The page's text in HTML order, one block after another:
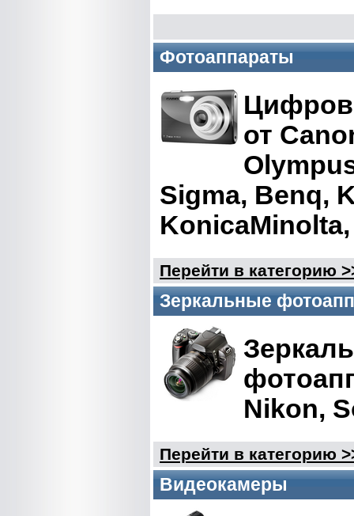
Фотоаппараты
от
Sigma, Benq,
Перейти в категорию
Зеркальные
Nikon,
Перейти в категорию
Видеокамеры